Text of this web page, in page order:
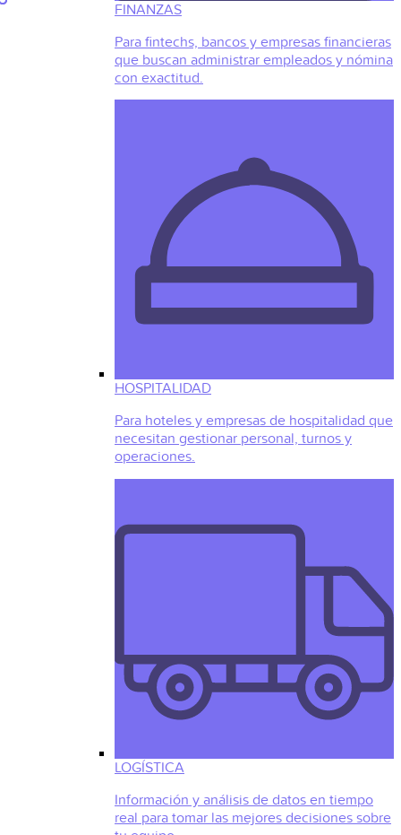
FINANZAS
Para fintechs, bancos y empresas financieras
que buscan administrar empleados y nómina
con exactitud.
HOSPITALIDAD
Para hoteles y empresas de hospitalidad que
necesitan gestionar personal, turnos y
operaciones.
LOGÍSTICA
Información y análisis de datos en tiempo
real para tomar las mejores decisiones sobre